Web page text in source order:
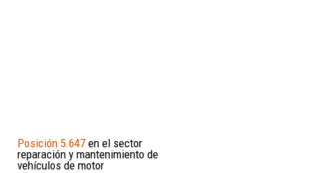
Posición 5.647 en el sector
reparación y mantenimiento de
vehículos de motor